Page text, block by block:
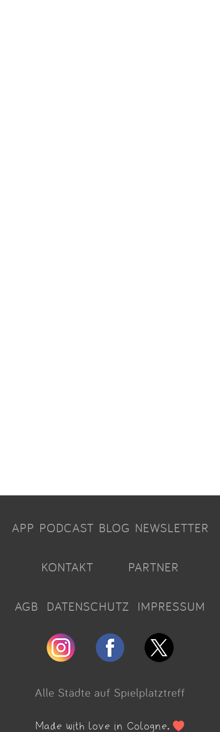
APP PODCAST BLOG NEWSLETTER
KONTAKT PARTNER
AGB DATENSCHUTZ IMPRESSUM
Alle Städte auf Spielplatztreff
Made with love in Cologne.